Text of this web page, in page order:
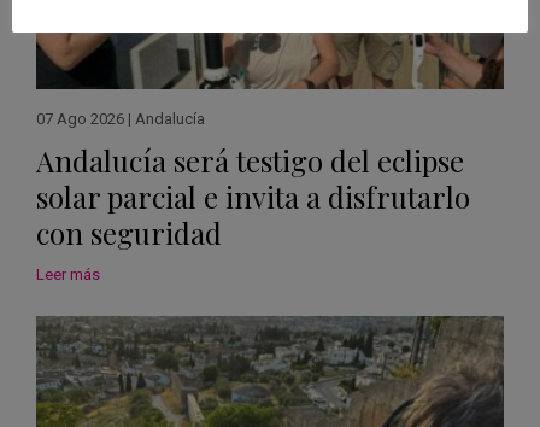
07 Ago 2026 | Andalucía
Andalucía será testigo del eclipse
solar parcial e invita a disfrutarlo
con seguridad
Leer más